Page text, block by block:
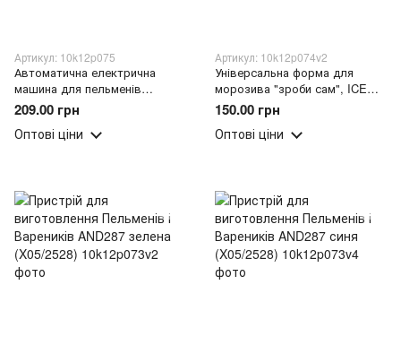
Артикул: 10k12p075
Автоматична електрична
машина для пельменів
(X05/2601)
209.00 грн
Оптові ціни
Артикул: 10k12p074v2
Універсальна форма для
морозива "зроби сам", ICE
CREAM MOLD Зелений /205
150.00 грн
Оптові ціни